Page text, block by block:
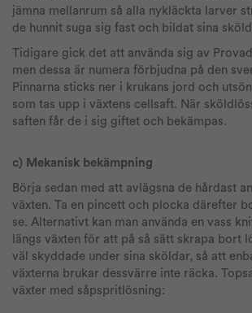
jämna mellanrum så alla nykläckta larver
de hunnit suga sig fast och bildat sina
Tidigare gick det att använda sig av
men dessa är numera förbjudna på den
Pinnarna sticks ner i krukans jord och
som tas upp i växtens cellsaft. När
saften får de i sig giftet och bekämpas.
c) Mekanisk bekämpning
Börja sedan med att avlägsna de hårdast
växten. Ta en pincett och plocka därefter
se. Alternativt kan man använda en vass
längs växten för att på så sätt skrapa bort
väl skyddade under sina sköldar, så att
växterna brukar dessvärre inte räcka.
växter med såpspritlösning: